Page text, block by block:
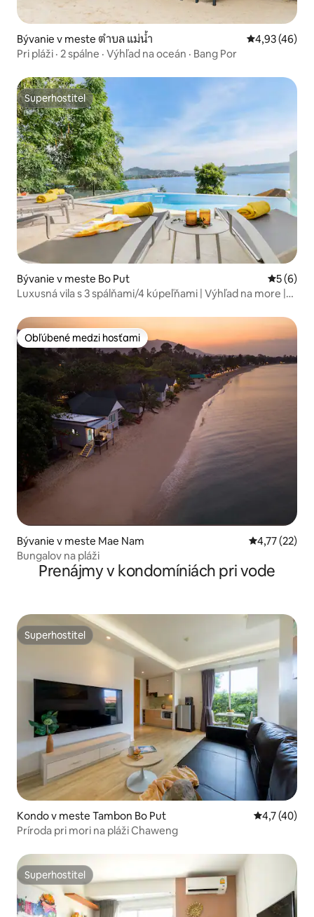
Bývanie v meste ตำบล แม่น้ำ Priemerné
4,93 (46)
Pri pláži · 2 spálne · Výhľad na oceán · Bang Por
Superhostiteľ
Superhostiteľ
Bývanie v meste Bo Put
5 (6)
Luxusná vila s 3 spálňami/4 kúpeľňami | Výhľad na more |
Obľúbené medzi hosťami
Obľúbené medzi hosťami
Bývanie v meste Mae Nam Priemerné
4,77 (22)
Bungalov na pláži
Prenájmy v kondomíniách pri vode
Superhostiteľ
Superhostiteľ
Kondo v meste Tambon Bo Put Priemerné
4,7 (40)
Príroda pri mori na pláži Chaweng
Superhostiteľ
Superhostiteľ